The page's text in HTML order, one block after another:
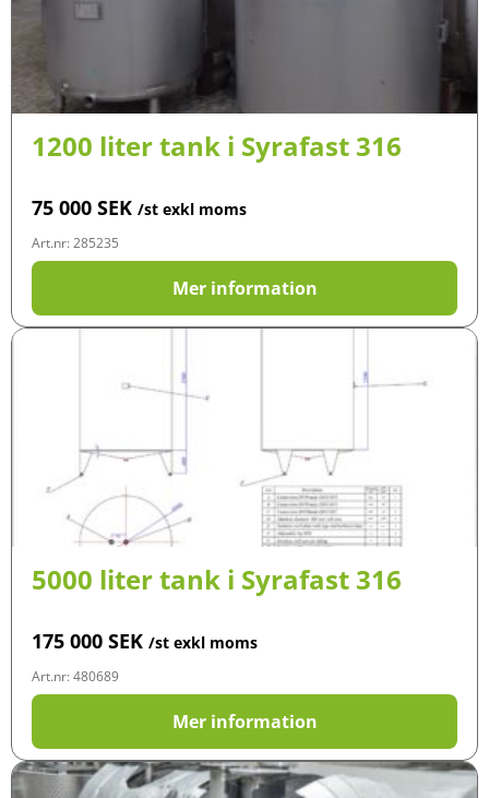
1200 liter tank i Syrafast 316
75 000 SEK /st exkl moms
Art.nr: 285235
Mer information
5000 liter tank i Syrafast 316
175 000 SEK /st exkl moms
Art.nr: 480689
Mer information